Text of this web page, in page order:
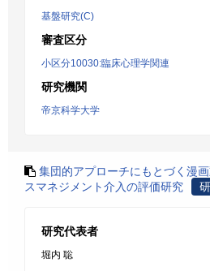
基盤研究(C)
審査区分
小区分10030:臨床心理学関連
研究機関
帝京科学大学
集団的アプローチにもとづく漫
スマネジメント介入の評価研究
研究代表者
堀内 聡